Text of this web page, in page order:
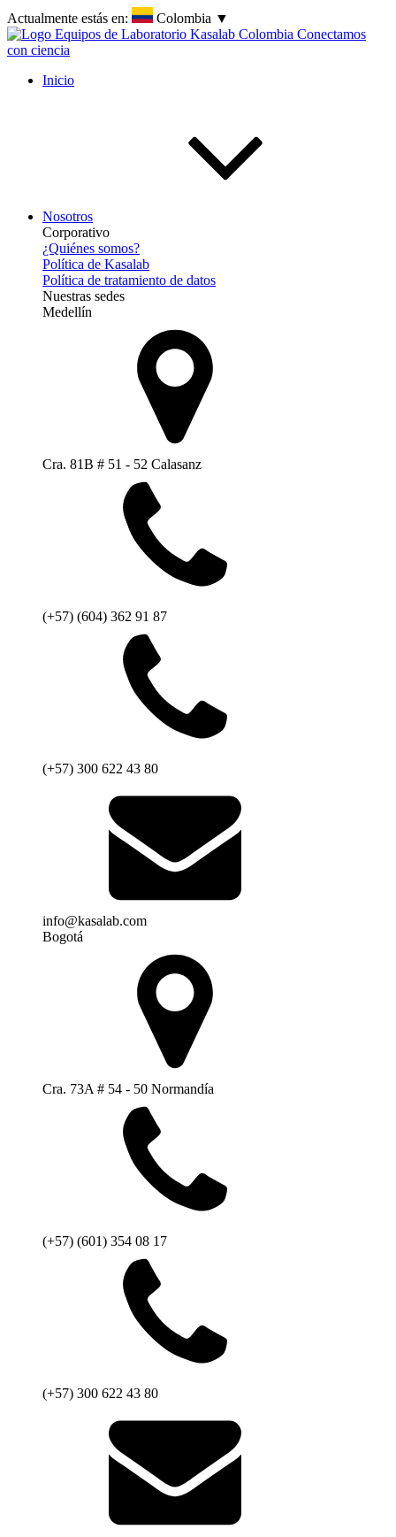
Actualmente estás en: Colombia ▼
Inicio
Nosotros
Corporativo
¿Quiénes somos?
Política de Kasalab
Política de tratamiento de datos
Nuestras sedes
Medellín
Cra. 81B # 51 - 52 Calasanz
(+57) (604) 362 91 87
(+57) 300 622 43 80
info@kasalab.com
Bogotá
Cra. 73A # 54 - 50 Normandía
(+57) (601) 354 08 17
(+57) 300 622 43 80